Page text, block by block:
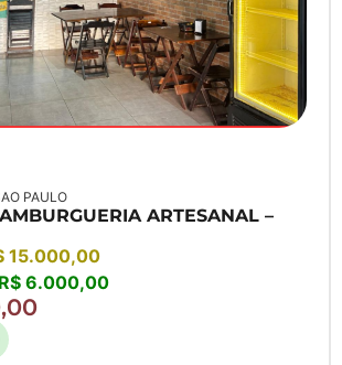
PAULO
ARTESANAL –
15.000,00
R$ 6.000,00